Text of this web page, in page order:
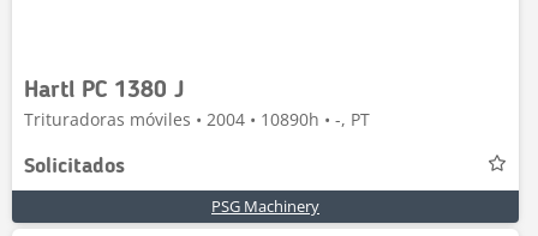
Hartl PC 1380 J
Trituradoras móviles • 2004 • 10890h • -, PT
Solicitados
PSG Machinery